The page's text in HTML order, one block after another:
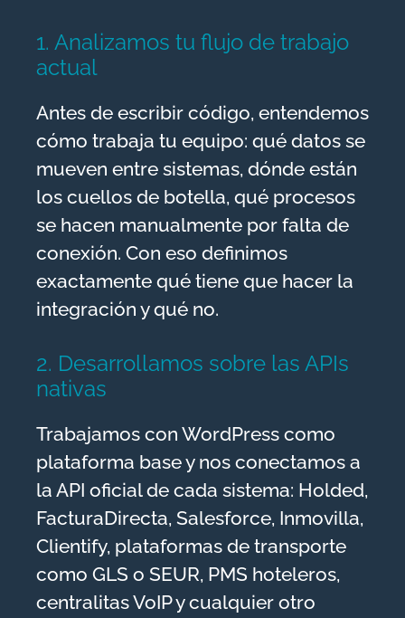
1. Analizamos tu flujo de trabajo
actual
Antes de escribir código, entendemos
cómo trabaja tu equipo: qué datos se
mueven entre sistemas, dónde están
los cuellos de botella, qué procesos
se hacen manualmente por falta de
conexión. Con eso definimos
exactamente qué tiene que hacer la
integración y qué no.
2. Desarrollamos sobre las APIs
nativas
Trabajamos con WordPress como
plataforma base y nos conectamos a
la API oficial de cada sistema: Holded,
FacturaDirecta, Salesforce, Inmovilla,
Clientify, plataformas de transporte
como GLS o SEUR, PMS hoteleros,
centralitas VoIP y cualquier otro